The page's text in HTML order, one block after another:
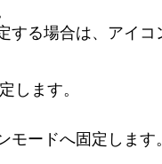
する場合は、アイコ
します。
モードへ固定します。